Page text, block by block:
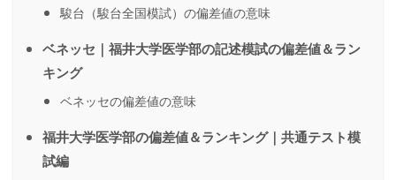
駿台（駿台全国模試）の偏差値の意味
ベネッセ｜福井大学医学部の記述模試の偏差値＆ラン
キング
ベネッセの偏差値の意味
福井大学医学部の偏差値＆ランキング｜共通テスト模
試編